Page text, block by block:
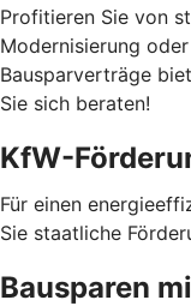
Profitieren Sie von
Modernisierung
Bausparverträge
Sie sich beraten!
KfW-
Für einen
Sie staatliche
Bausparen